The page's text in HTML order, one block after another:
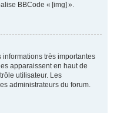
BBCode « [img] ».
très importantes
apparaissent en haut de
utilisateur. Les
administrateurs du forum.